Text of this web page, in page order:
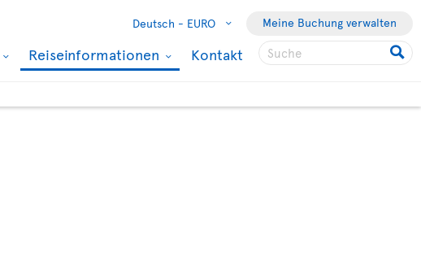
Deutsch - EURO Meine Buchung verwalten
Reiseinformationen Kontakt